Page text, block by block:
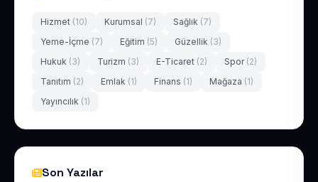
Hizmet (10) Kurumsal (7) Sağlık (7)
Yeme-İçme (7) Eğitim (5) Güzellik (3)
Hukuk (3) Turizm (3) E-Ticaret (2) Spor (2)
Tanıtım (2) Emlak (1) Finans (1) Mağaza (1)
Yayıncılık (1)
Son Yazılar